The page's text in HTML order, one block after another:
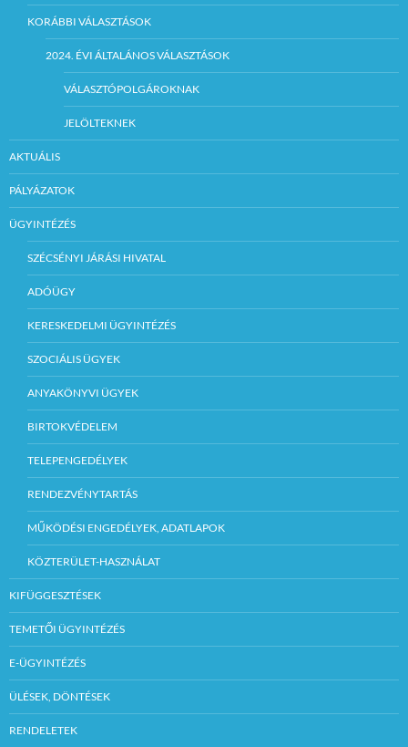
KORÁBBI VÁLASZTÁSOK
2024. ÉVI ÁLTALÁNOS VÁLASZTÁSOK
VÁLASZTÓPOLGÁROKNAK
JELÖLTEKNEK
AKTUÁLIS
PÁLYÁZATOK
ÜGYINTÉZÉS
SZÉCSÉNYI JÁRÁSI HIVATAL
ADÓÜGY
KERESKEDELMI ÜGYINTÉZÉS
SZOCIÁLIS ÜGYEK
ANYAKÖNYVI ÜGYEK
BIRTOKVÉDELEM
TELEPENGEDÉLYEK
RENDEZVÉNYTARTÁS
MŰKÖDÉSI ENGEDÉLYEK, ADATLAPOK
KÖZTERÜLET-HASZNÁLAT
KIFÜGGESZTÉSEK
TEMETŐI ÜGYINTÉZÉS
E-ÜGYINTÉZÉS
ÜLÉSEK, DÖNTÉSEK
RENDELETEK